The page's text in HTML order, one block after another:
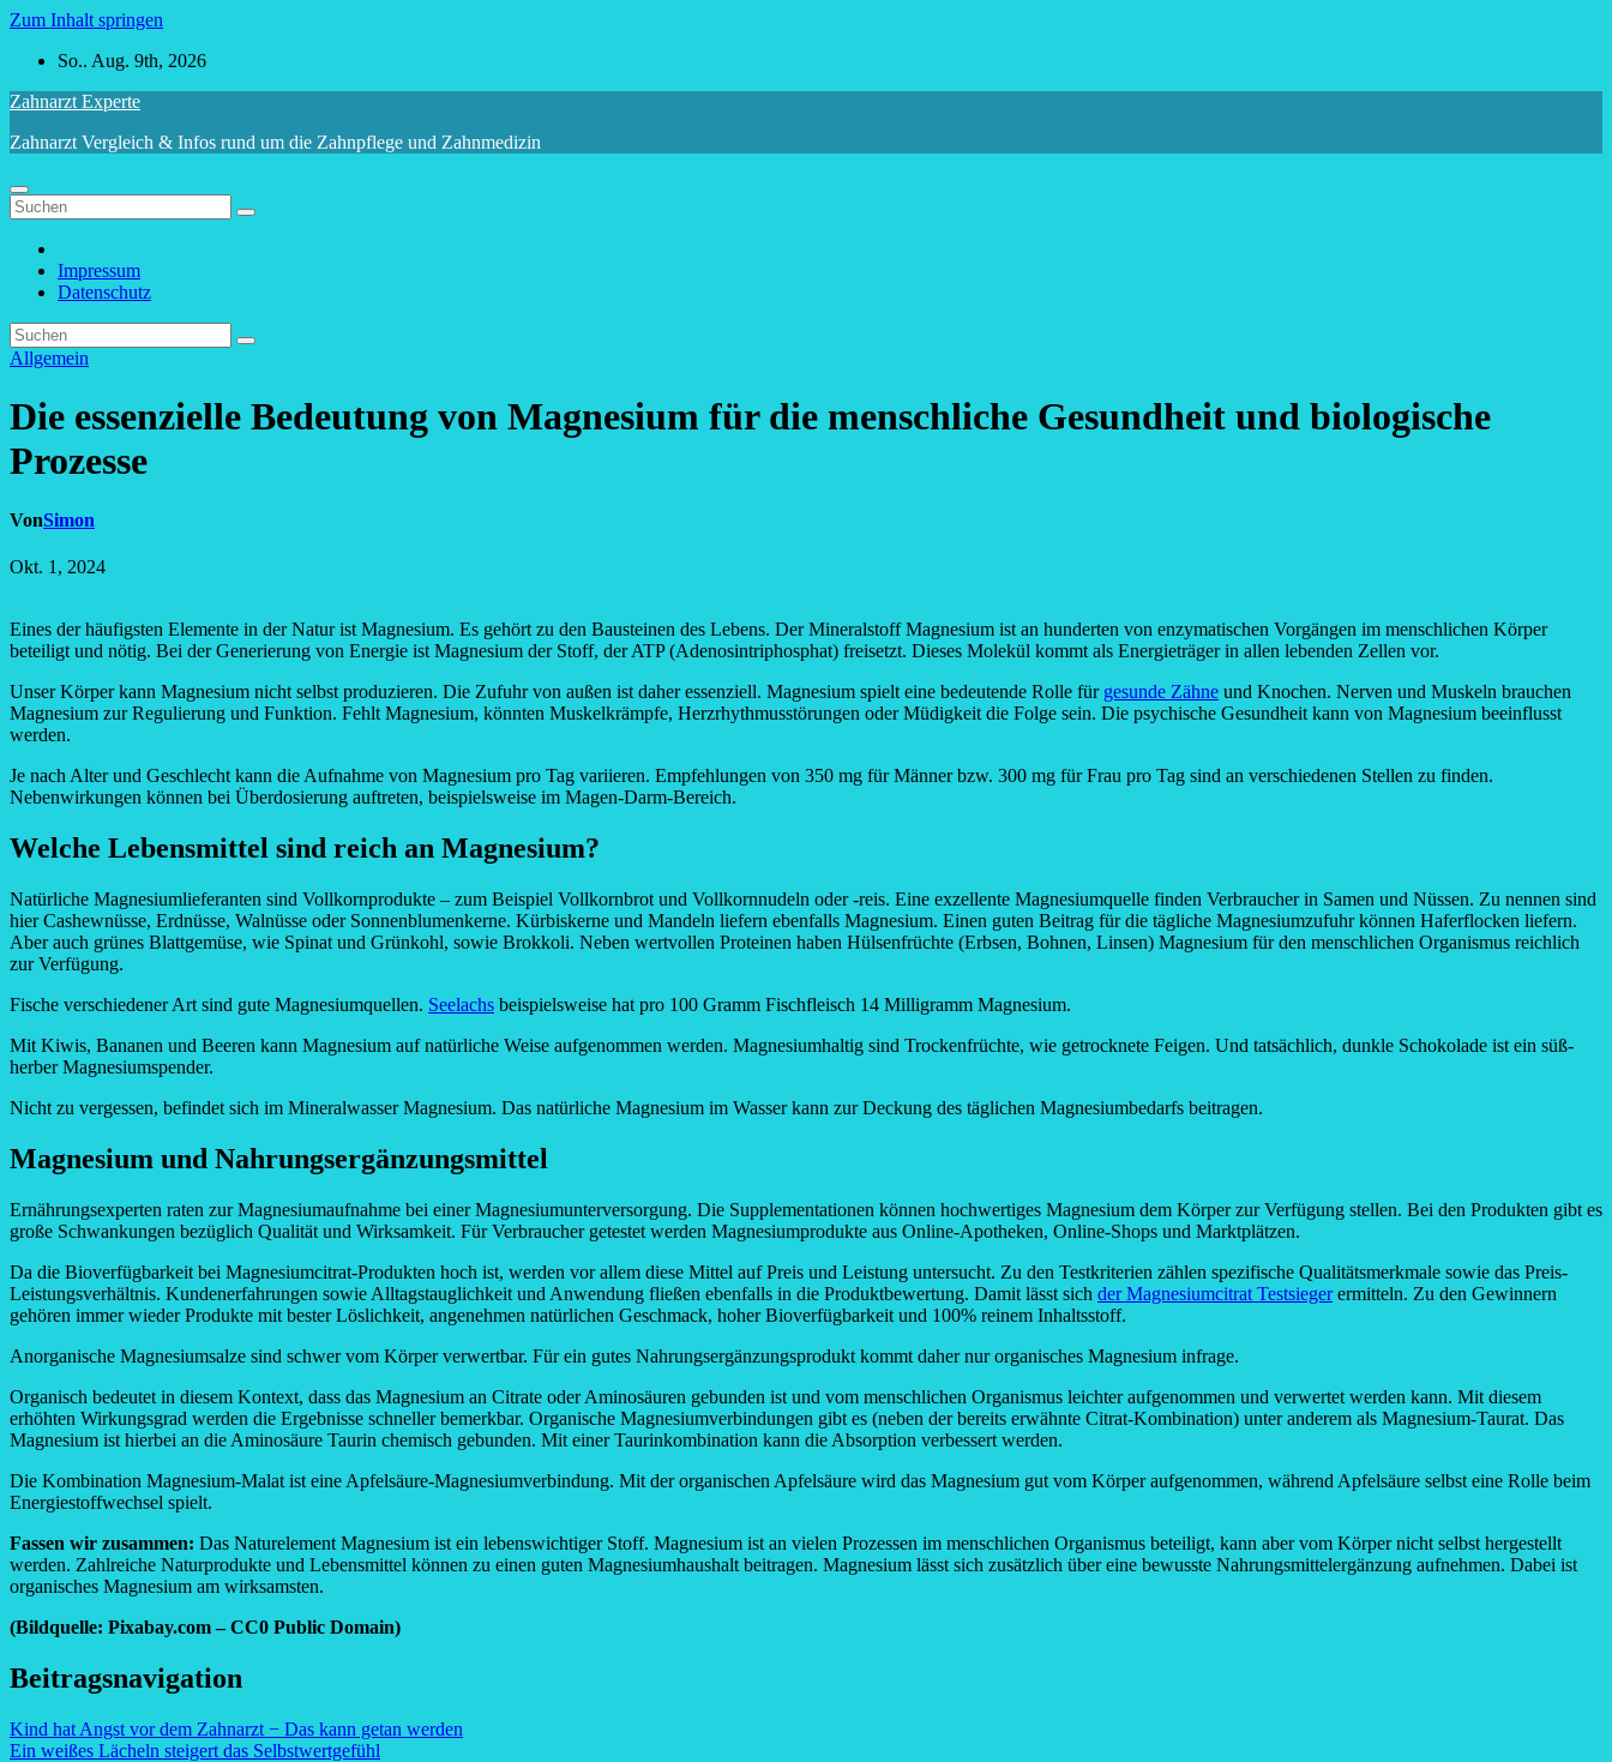
Zum Inhalt springen
So.. Aug. 9th, 2026
Zahnarzt Experte
Zahnarzt Vergleich & Infos rund um die Zahnpflege und Zahnmedizin
Impressum
Datenschutz
Allgemein
Die essenzielle Bedeutung von Magnesium für die menschliche Gesundheit und biologische
Prozesse
VonSimon
Okt. 1, 2024
Eines der häufigsten Elemente in der Natur ist Magnesium. Es gehört zu den Bausteinen des Lebens. Der Mineralstoff Magnesium ist an hunderten von enzymatischen Vorgängen im menschlichen Körper
beteiligt und nötig. Bei der Generierung von Energie ist Magnesium der Stoff, der ATP (Adenosintriphosphat) freisetzt. Dieses Molekül kommt als Energieträger in allen lebenden Zellen vor.
Unser Körper kann Magnesium nicht selbst produzieren. Die Zufuhr von außen ist daher essenziell. Magnesium spielt eine bedeutende Rolle für gesunde Zähne und Knochen. Nerven und Muskeln brauchen
Magnesium zur Regulierung und Funktion. Fehlt Magnesium, könnten Muskelkrämpfe, Herzrhythmusstörungen oder Müdigkeit die Folge sein. Die psychische Gesundheit kann von Magnesium beeinflusst
werden.
Je nach Alter und Geschlecht kann die Aufnahme von Magnesium pro Tag variieren. Empfehlungen von 350 mg für Männer bzw. 300 mg für Frau pro Tag sind an verschiedenen Stellen zu finden.
Nebenwirkungen können bei Überdosierung auftreten, beispielsweise im Magen-Darm-Bereich.
Welche Lebensmittel sind reich an Magnesium?
Natürliche Magnesiumlieferanten sind Vollkornprodukte – zum Beispiel Vollkornbrot und Vollkornnudeln oder -reis. Eine exzellente Magnesiumquelle finden Verbraucher in Samen und Nüssen. Zu nennen sind
hier Cashewnüsse, Erdnüsse, Walnüsse oder Sonnenblumenkerne. Kürbiskerne und Mandeln liefern ebenfalls Magnesium. Einen guten Beitrag für die tägliche Magnesiumzufuhr können Haferflocken liefern.
Aber auch grünes Blattgemüse, wie Spinat und Grünkohl, sowie Brokkoli. Neben wertvollen Proteinen haben Hülsenfrüchte (Erbsen, Bohnen, Linsen) Magnesium für den menschlichen Organismus reichlich
zur Verfügung.
Fische verschiedener Art sind gute Magnesiumquellen. Seelachs beispielsweise hat pro 100 Gramm Fischfleisch 14 Milligramm Magnesium.
Mit Kiwis, Bananen und Beeren kann Magnesium auf natürliche Weise aufgenommen werden. Magnesiumhaltig sind Trockenfrüchte, wie getrocknete Feigen. Und tatsächlich, dunkle Schokolade ist ein süß-
herber Magnesiumspender.
Nicht zu vergessen, befindet sich im Mineralwasser Magnesium. Das natürliche Magnesium im Wasser kann zur Deckung des täglichen Magnesiumbedarfs beitragen.
Magnesium und Nahrungsergänzungsmittel
Ernährungsexperten raten zur Magnesiumaufnahme bei einer Magnesiumunterversorgung. Die Supplementationen können hochwertiges Magnesium dem Körper zur Verfügung stellen. Bei den Produkten gibt es
große Schwankungen bezüglich Qualität und Wirksamkeit. Für Verbraucher getestet werden Magnesiumprodukte aus Online-Apotheken, Online-Shops und Marktplätzen.
Da die Bioverfügbarkeit bei Magnesiumcitrat-Produkten hoch ist, werden vor allem diese Mittel auf Preis und Leistung untersucht. Zu den Testkriterien zählen spezifische Qualitätsmerkmale sowie das Preis-
Leistungsverhältnis. Kundenerfahrungen sowie Alltagstauglichkeit und Anwendung fließen ebenfalls in die Produktbewertung. Damit lässt sich der Magnesiumcitrat Testsiegerermitteln. Zu den Gewinnern
gehören immer wieder Produkte mit bester Löslichkeit, angenehmen natürlichen Geschmack, hoher Bioverfügbarkeit und 100% reinem Inhaltsstoff.
Anorganische Magnesiumsalze sind schwer vom Körper verwertbar. Für ein gutes Nahrungsergänzungsprodukt kommt daher nur organisches Magnesium infrage.
Organisch bedeutet in diesem Kontext, dass das Magnesium an Citrate oder Aminosäuren gebunden ist und vom menschlichen Organismus leichter aufgenommen und verwertet werden kann. Mit diesem
erhöhten Wirkungsgrad werden die Ergebnisse schneller bemerkbar. Organische Magnesiumverbindungen gibt es (neben der bereits erwähnte Citrat-Kombination) unter anderem als Magnesium-Taurat. Das
Magnesium ist hierbei an die Aminosäure Taurin chemisch gebunden. Mit einer Taurinkombination kann die Absorption verbessert werden.
Die Kombination Magnesium-Malat ist eine Apfelsäure-Magnesiumverbindung. Mit der organischen Apfelsäure wird das Magnesium gut vom Körper aufgenommen, während Apfelsäure selbst eine Rolle beim
Energiestoffwechsel spielt.
Fassen wir zusammen: Das Naturelement Magnesium ist ein lebenswichtiger Stoff. Magnesium ist an vielen Prozessen im menschlichen Organismus beteiligt, kann aber vom Körper nicht selbst hergestellt
werden. Zahlreiche Naturprodukte und Lebensmittel können zu einen guten Magnesiumhaushalt beitragen. Magnesium lässt sich zusätzlich über eine bewusste Nahrungsmittelergänzung aufnehmen. Dabei ist
organisches Magnesium am wirksamsten.
(Bildquelle: Pixabay.com – CC0 Public Domain)
Beitragsnavigation
Kind hat Angst vor dem Zahnarzt − Das kann getan werden
Ein weißes Lächeln steigert das Selbstwertgefühl